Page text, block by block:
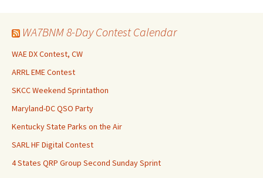
WA7BNM 8-Day Contest Calendar
WAE DX Contest, CW
ARRL EME Contest
SKCC Weekend Sprintathon
Maryland-DC QSO Party
Kentucky State Parks on the Air
SARL HF Digital Contest
4 States QRP Group Second Sunday Sprint